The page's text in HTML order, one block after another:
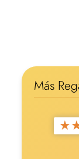
Más
★